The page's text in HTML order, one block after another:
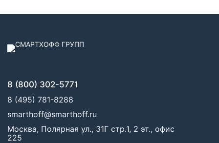
8 (800) 302-5771
8 (495) 781-8288
smarthoff@smarthoff.ru
Москва, Полярная ул., 31Г стр.1, 2 эт., офис
225